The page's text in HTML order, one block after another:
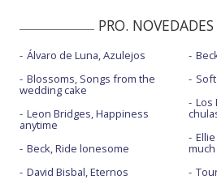
PRO.
Álvaro de Luna, Azulejos
Blossoms, Songs from the
wedding cake
Leon Bridges, Happiness
anytime
Beck, Ride lonesome
David Bisbal, Eternos
Los
much